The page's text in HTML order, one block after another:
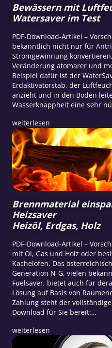
Bewässern mit
Watersaver im Test
PDF-Download-Artikel –
bekanntlich nicht nur für
Stromgewinnung
Veränderung atomarer und
Beispiel dafür ist der
Erdaktivatorstab, der
anzieht und in den Boden
Wasserknappheit eine sehr
weiterlesen
Brennmaterial
Heizsaver
Heizöl, Erdgas, Holz
PDF-Download-Artikel –
mit Öl, Gas und Holz oder
Kachelofen. Das
Generation N-G, vielen
Fuelsaver, bietet auch für
Lösung auf Basis von
Zahlung steht der
Download für Sie bereit:…
weiterlesen